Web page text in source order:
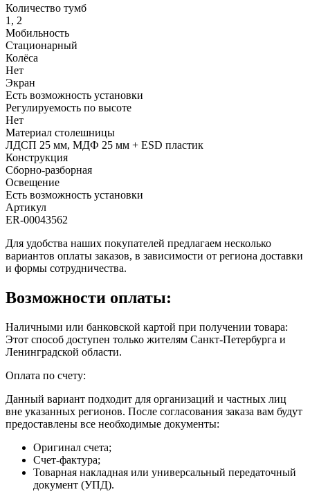
Количество тумб
1, 2
Мобильность
Стационарный
Колёса
Нет
Экран
Есть возможность установки
Регулируемость по высоте
Нет
Материал столешницы
ЛДСП 25 мм, МДФ 25 мм + ESD пластик
Конструкция
Сборно-разборная
Освещение
Есть возможность установки
Артикул
ER-00043562
Для удобства наших покупателей предлагаем несколько
вариантов оплаты заказов, в зависимости от региона доставки
и формы сотрудничества.
Возможности оплаты:
Наличными или банковской картой при получении товара:
Этот способ доступен только жителям Санкт-Петербурга и
Ленинградской области.
Оплата по счету:
Данный вариант подходит для организаций и частных лиц
вне указанных регионов. После согласования заказа вам будут
предоставлены все необходимые документы:
Оригинал счета;
Счет-фактура;
Товарная накладная или универсальный передаточный
документ (УПД).